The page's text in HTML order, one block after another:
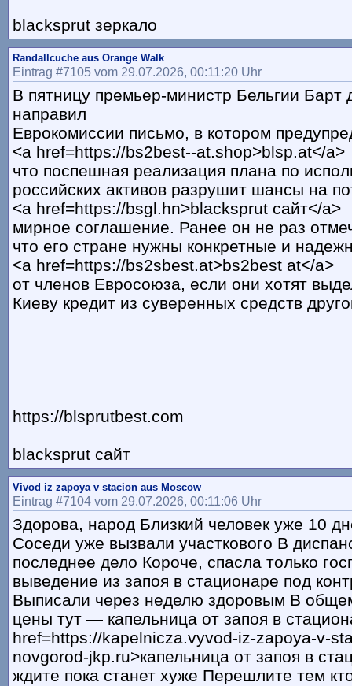
blacksprut зеркало
Randallcuche aus Orange Walk
Eintrag #7105 vom 29.07.2026, 00:11:20 Uhr
В пятницу премьер-министр Бельгии Барт
направил
Еврокомиссии письмо, в котором
<a href=https://bs2best--at.shop>blsp.at</a>
что поспешная реализация плана по
российских активов разрушит шансы на
<a href=https://bsgl.hn>blacksprut сайт</a>
мирное соглашение. Ранее он не раз
что его стране нужны конкретные и
<a href=https://bs2sbest.at>bs2best at</a>
от членов Евросоюза, если они хотят
Киеву кредит из суверенных средств
https://blsprutbest.com
blacksprut сайт
Vivod iz zapoya v stacion aus Moscow
Eintrag #7104 vom 29.07.2026, 00:11:06 Uhr
Здорова, народ Близкий человек уже 10
Соседи уже вызвали участкового В
последнее дело Короче, спасла только
выведение из запоя в стационаре под
Выписали через неделю здоровым В
цены тут — капельница от запоя в
href=https://kapelnicza.vyvod-iz-zapoya-v-
novgorod-jkp.ru>капельница от запоя в
ждите пока станет хуже Перешлите тем